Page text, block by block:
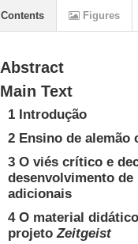
Abstract
Main Text
1 Introdução
2 Ensino de
3 O viés crítico e
desenvolvimento
adicionais
4 O material
projetoZeitgeist
Contents Figures